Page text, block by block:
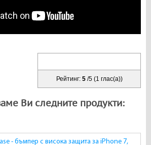
Рейтинг: 5 /5(1 глас(а))
Ви следните продукти: